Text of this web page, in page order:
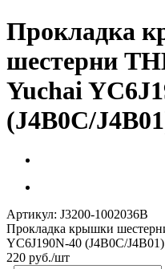
Прокладка
шестерни
Yuchai
(J4B0C/
Артикул: J3200-1002036B
Прокладка крышки
YC6J190N-40 (J4B0C/
220 руб./шт